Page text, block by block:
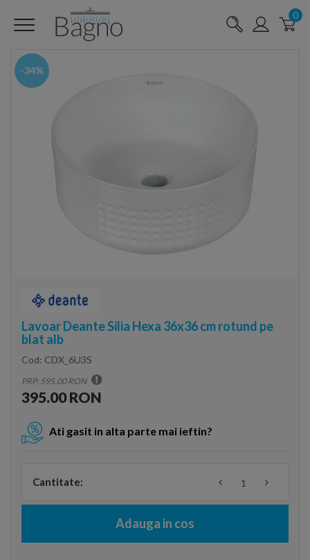
0
-34%
Lavoar Deante Silia Hexa 36x36 cm rotund pe
blat alb
Cod: CDX_6U3S
PRP: 595.00 RON
395.00 RON
Ati gasit in alta parte mai ieftin?
Cantitate:
Adauga in cos